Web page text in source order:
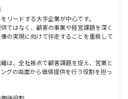
リードする大手企業が中心です。
ではなく、顧客の事業や経営課題を深く
の実現に向けて伴走することを重視して
は、全社視点で顧客課題を捉え、営業と
グの両面から価値提供を行う役割を担っ